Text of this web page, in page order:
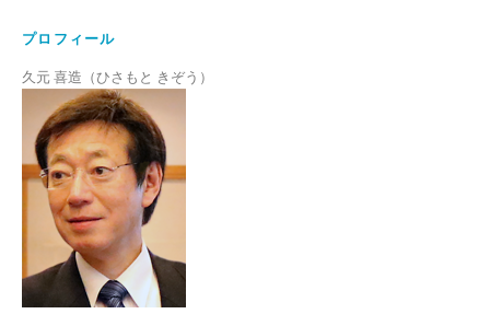
プロフィール
久元 喜造（ひさもと きぞう）